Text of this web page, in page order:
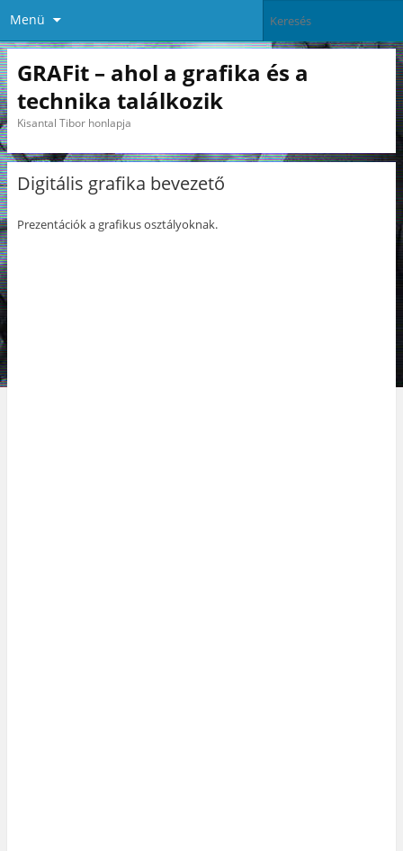
Menü
GRAFit – ahol a grafika és a
technika találkozik
Kisantal Tibor honlapja
Digitális grafika bevezető
Prezentációk a grafikus osztályoknak.